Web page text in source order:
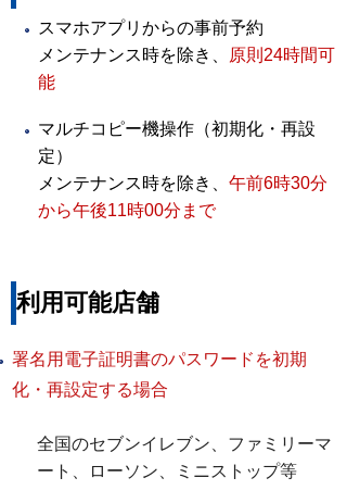
スマホアプリからの事前予約
メンテナンス時を除き、
原則24時間可
能
マルチコピー機操作（初期化・再設
定）
メンテナンス時を除き、 午前6時30分
から午後11時00分まで
利用可能店舗
署名用電子証明書のパスワードを初期
化・再設定する場合
全国のセブンイレブン、ファミリーマ
ート、ローソン、ミニストップ等